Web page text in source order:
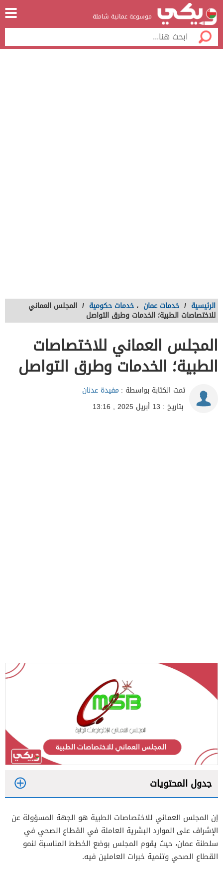
موسوعة عمانية شاملة
الرئيسية / خدمات عمان ، خدمات حكومية / المجلس العماني
للاختصاصات الطبية؛ الخدمات وطرق التواصل
المجلس العماني للاختصاصات
الطبية؛ الخدمات وطرق التواصل
تمت الكتابة بواسطة : مفيدة عدنان
بتاريخ : 13 أبريل 2025 , 13:16
جدول المحتويات
2
3
4
إن المجلس العماني للاختصاصات الطبية هو الجهة المسؤولة عن
الإشراف على الموارد البشرية العاملة في القطاع الصحي في
سلطنة عمان، حيث يقوم المجلس بوضع الخطط المناسبة لنمو
القطاع الصحي وتنمية خبرات العاملين فيه.